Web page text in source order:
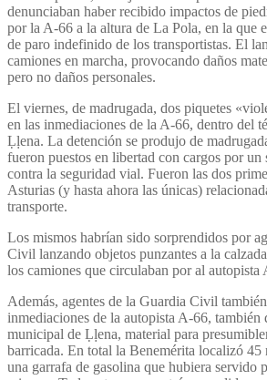
denunciaban haber recibido impactos de
por la A-66 a la altura de La Pola, en la que
de paro indefinido de los transportistas. El
camiones en marcha, provocando daños
pero no daños personales.
El viernes, de madrugada, dos piquetes
en las inmediaciones de la A-66, dentro del
Ḷḷena. La detención se produjo de
fueron puestos en libertad con cargos por un
contra la seguridad vial. Fueron las dos
Asturias (y hasta ahora las únicas)
transporte.
Los mismos habrían sido sorprendidos por
Civil lanzando objetos punzantes a la
los camiones que circulaban por al autopista
Además, agentes de la Guardia Civil
inmediaciones de la autopista A-66, también
municipal de Ḷḷena, material para
barricada. En total la Benemérita localizó 45
una garrafa de gasolina que hubiera servido